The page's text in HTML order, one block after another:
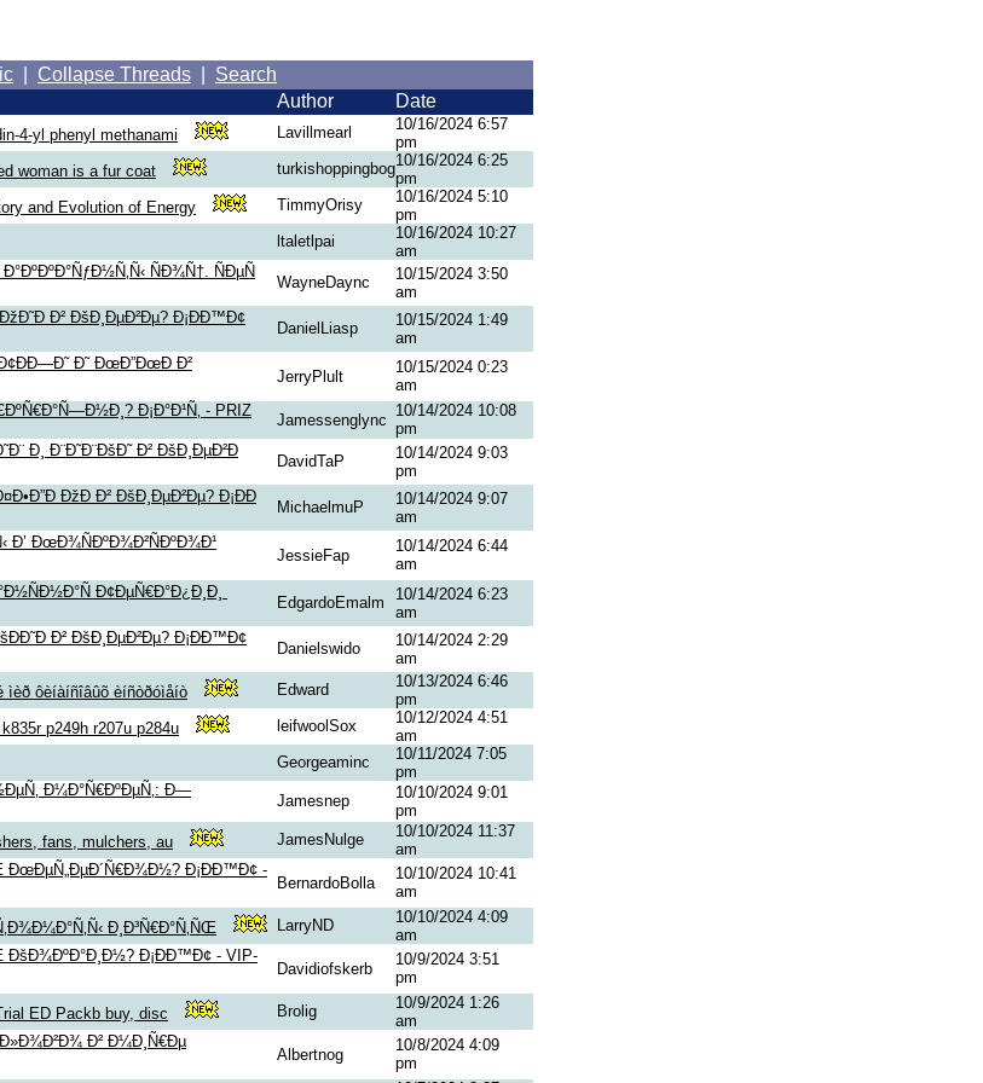
Collapse Threads
Search
Author Date
4-yl phenyl methanami Lavillmearl
10/16/2024 6:57
pm
woman is a fur coat
turkishoppingbog10/16/2024 6:25
pm
and Evolution of Energy
TimmyOrisy
10/16/2024 5:10
pm
ltaletlpai
10/16/2024 10:27
am
ÑÐ¾Ñ†. ÑÐµÑ
WayneDaync
10/15/2024 3:50
am
Ð² ÐšÐ¸ÐµÐ²Ðµ? Ð¡ÐÐ™Ð¢
DanielLiasp
10/15/2024 1:49
am
Ð˜ ÐœÐ”ÐœÐ Ð²
JerryPlult
10/15/2024 0:23
am
Ð¡Ð°Ð¹Ñ‚ - PRIZ
Jamessenglync
10/14/2024 10:08
pm
Ð¸ Ð¨Ð˜Ð¨ÐšÐ˜ Ð² ÐšÐ¸ÐµÐ²Ð
DavidTaP
10/14/2024 9:03
pm
ÐžÐ Ð² ÐšÐ¸ÐµÐ²Ðµ? Ð¡ÐÐ
MichaelmuP
10/14/2024 9:07
am
Ð’ ÐœÐ¾ÑÐºÐ¾Ð²ÑÐºÐ¾Ð¹
JessieFap
10/14/2024 6:44
am
Ð¢ÐµÑ€Ð°Ð¿Ð¸Ð¸
EdgardoEmalm
10/14/2024 6:23
am
Ð² ÐšÐ¸ÐµÐ²Ðµ? Ð¡ÐÐ™Ð¢
Danielswido
10/14/2024 2:29
am
ìèð ôèíàíñîâûõ èíñòðóìåíò
Edward
10/13/2024 6:46
pm
p249h r207u p284u
leifwoolSox
10/12/2024 4:51
am
Georgeaminc
10/11/2024 7:05
pm
Ð¼Ð°Ñ€ÐºÐµÑ‚: Ð—
Jamesnep
10/10/2024 9:01
pm
fans, mulchers, au
JamesNulge
10/10/2024 11:37
am
ÐœÐµÑ„ÐµÐ´Ñ€Ð¾Ð½? Ð¡ÐÐ™Ð¢ -
BernardoBolla
10/10/2024 10:41
am
Ð¸Ð³Ñ€Ð°Ñ‚ÑŒ
LarryND
10/10/2024 4:09
am
ÐšÐ¾ÐºÐ°Ð¸Ð½? Ð¡ÐÐ™Ð¢ - VIP-
Davidiofskerb
10/9/2024 3:51
pm
ED Packb buy, disc
Brolig
10/9/2024 1:26
am
Ð² Ð¼Ð¸Ñ€Ðµ
Albertnog
10/8/2024 4:09
pm